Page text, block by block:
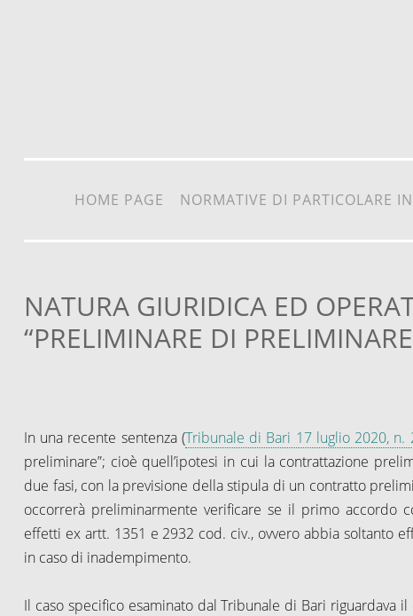
HOME PAGE NORMATIVE DI PARTICOLARE
NATURA GIURIDICA ED
“PRELIMINARE DI
In una recente sentenza (Tribunale di Bari 17 luglio 2020, n.
preliminare”; cioè quell’ipotesi in cui la contrattazione
due fasi, con la previsione della stipula di un contratto
occorrerà preliminarmente verificare se il primo accordo
effetti ex artt. 1351 e 2932 cod. civ., ovvero abbia soltanto
in caso di inadempimento.
Il caso specifico esaminato dal Tribunale di Bari riguardava